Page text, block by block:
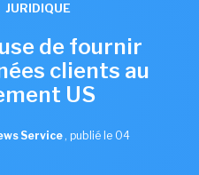
JURIDIQUE
de fournir
clients au
US
Service , publié le 04